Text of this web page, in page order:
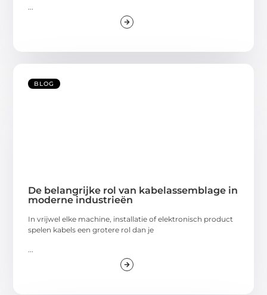
...
BLOG
De belangrijke rol van kabelassemblage in
moderne industrieën
In vrijwel elke machine, installatie of elektronisch product
spelen kabels een grotere rol dan je